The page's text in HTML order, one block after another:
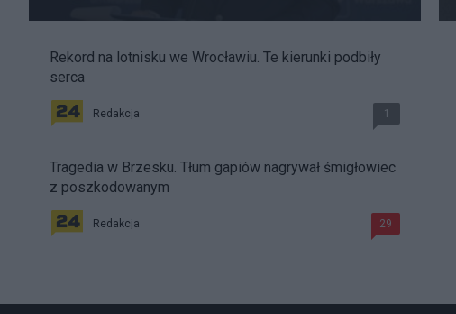
Rekord na lotnisku we Wrocławiu. Te kierunki podbiły
serca
Redakcja 1
Tragedia w Brzesku. Tłum gapiów nagrywał śmigłowiec
z poszkodowanym
Redakcja 29